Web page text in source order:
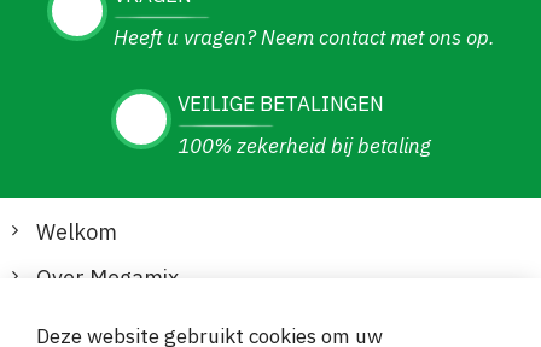
Heeft u vragen? Neem contact met ons op.
VEILIGE BETALINGEN
100% zekerheid bij betaling
Welkom
Over Megamix
Informatie
Deze website gebruikt cookies om uw